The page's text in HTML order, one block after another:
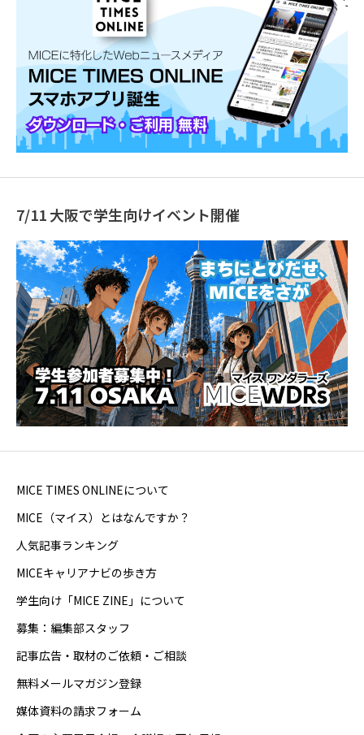
7/11 大阪で学生向けイベント開催
MICE TIMES ONLINEについて
MICE（マイス）とはなんですか？
人気記事ランキング
MICEキャリアナビの歩き方
学生向け「MICE ZINE」について
募集：編集部スタッフ
記事広告・取材のご依頼・ご相談
無料メールマガジン登録
媒体資料の請求フォーム